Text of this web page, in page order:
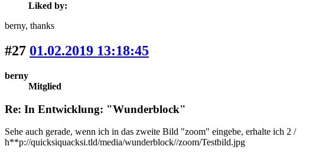
Liked by:
berny, thanks
#27 01.02.2019 13:18:45
berny
Mitglied
Re: In Entwicklung: "Wunderblock"
Sehe auch gerade, wenn ich in das zweite Bild "zoom" eingebe, erhalte ich 2 /
h**p://quicksiquacksi.tld/media/wunderblock//zoom/Testbild.jpg